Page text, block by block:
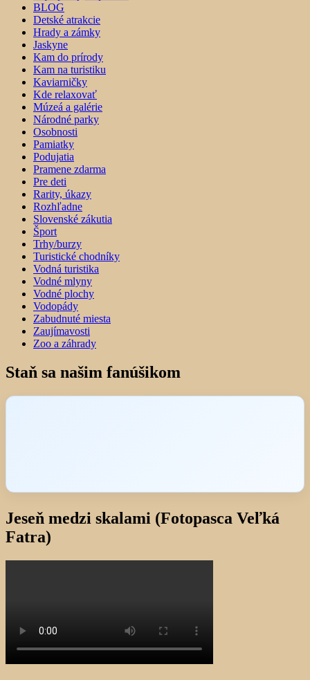
BLOG
Detské atrakcie
Hrady a zámky
Jaskyne
Kam do prírody
Kam na turistiku
Kaviarničky
Kde relaxovať
Múzeá a galérie
Národné parky
Osobnosti
Pamiatky
Podujatia
Pramene zdarma
Pre deti
Rarity, úkazy
Rozhľadne
Slovenské zákutia
Šport
Trhy/burzy
Turistické chodníky
Vodná turistika
Vodné mlyny
Vodné plochy
Vodopády
Zabudnuté miesta
Zaujímavosti
Zoo a záhrady
Staň sa našim fanúšikom
Jeseň medzi skalami (Fotopasca Veľká
Fatra)